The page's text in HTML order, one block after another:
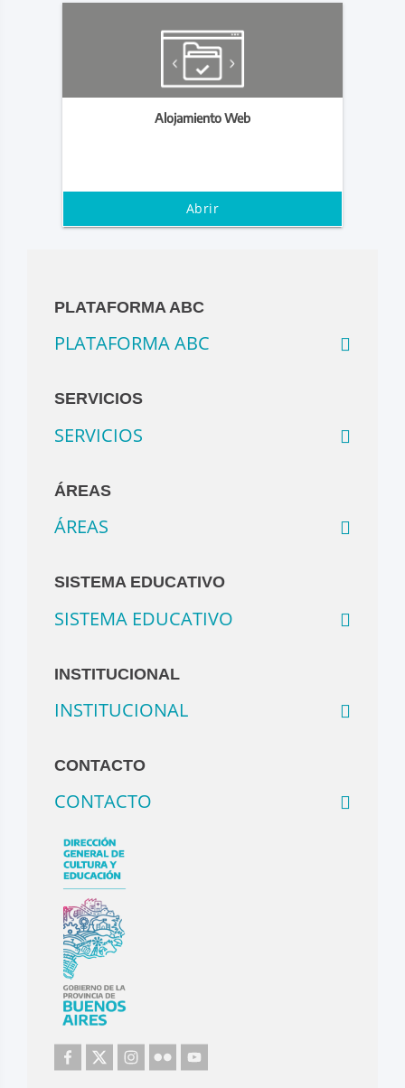
Alojamiento Web
Abrir
PLATAFORMA ABC
PLATAFORMA ABC
SERVICIOS
SERVICIOS
ÁREAS
ÁREAS
SISTEMA EDUCATIVO
SISTEMA EDUCATIVO
INSTITUCIONAL
INSTITUCIONAL
CONTACTO
CONTACTO